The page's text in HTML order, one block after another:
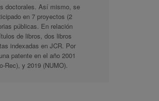
doctorales. Así mismo, se
en 7 proyectos (2
públicas. En relación
de libros, dos libros
indexadas en JCR. Por
patente en el año 2001
Rec), y 2019 (NUMO).